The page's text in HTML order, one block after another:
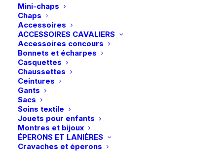
Mini-chaps
Chaps
Accessoires
ACCESSOIRES CAVALIERS
Accessoires concours
Bonnets et écharpes
Casquettes
Chaussettes
Ceintures
Gants
Sacs
Soins textile
Jouets pour enfants
Montres et bijoux
ÉPERONS ET LANIÈRES
Cravaches et éperons